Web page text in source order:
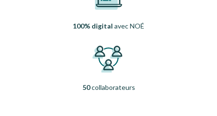
100% digital avec NOÉ
50collaborateurs